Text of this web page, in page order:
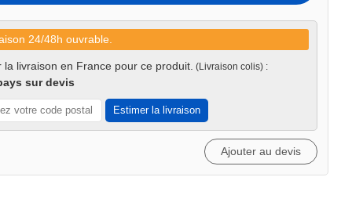
24/48h ouvrable.
la livraison en France pour ce produit. (Livraison colis) :
sur devis
Estimer la livraison
Ajouter au devis